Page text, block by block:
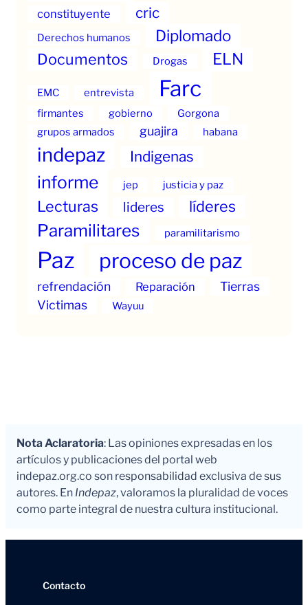
constituyente cric
Derechos humanos Diplomado
Documentos Drogas ELN
EMC entrevista Farc
firmantes gobierno
Gorgona
grupos armados
guajira habana
indepaz Indigenas
informe jep justicia y paz
Lecturas lideres líderes
Paramilitares paramilitarismo
Paz proceso de paz
refrendación Reparación
Tierras
Victimas
Wayuu
Nota Aclaratoria: Las opiniones expresadas en los
artículos y publicaciones del portal web
indepaz.org.co son responsabilidad exclusiva de sus
autores. En Indepaz, valoramos la pluralidad de voces
como parte integral de nuestra cultura institucional.
Contacto